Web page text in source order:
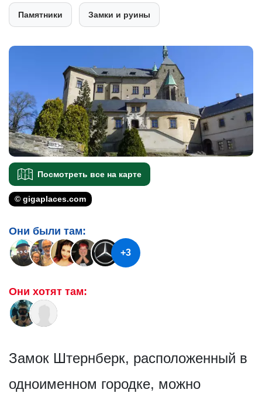
Памятники Замки и руины
Посмотреть все на карте
© gigaplaces.com
Они были там:
+3
Они хотят там:
Замок Штернберк, расположенный в
одноименном городке, можно